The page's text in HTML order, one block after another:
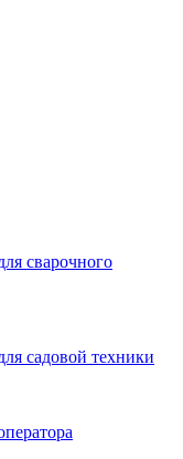
сварочного
садовой техники